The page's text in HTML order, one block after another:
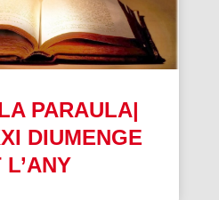
PARAULA|
DIUMENGE